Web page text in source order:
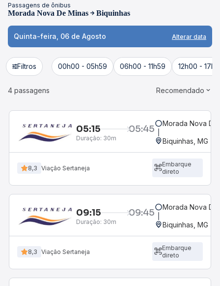
Passagens de ônibus
Morada Nova De Minas Biquinhas
Quinta-feira, 06 de Agosto Alterar data
Filtros 00h00 - 05h59 06h00 - 11h59 12h00 -
4 passagens Recomendado
05:15 05:45
Duração: 30m
Morada Nova De
Biquinhas, MG
8,3 Viação Sertaneja
Embarque
direto
09:15 09:45
Duração: 30m
Morada Nova De
Biquinhas, MG
8,3 Viação Sertaneja
Embarque
direto